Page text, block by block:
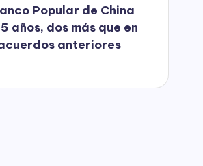
Popular de China
años, dos más que en
anteriores